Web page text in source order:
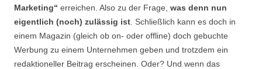
Marketing“ erreichen. Also zu der Frage, was denn nun
eigentlich (noch) zulässig ist . Schließlich kann es doch in
einem Magazin (gleich ob on- oder offline) doch gebuchte
Werbung zu einem Unternehmen geben und trotzdem ein
redaktioneller Beitrag erscheinen. Oder? Und wenn das